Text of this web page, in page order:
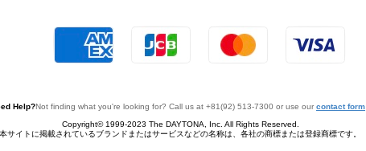
Help?Not finding what you're looking for? Call us at +81(92) 513-7300 or use our contact form
Copyright© 1999-2023 The DAYTONA, Inc. All Rights Reserved.
本サイトに掲載されているブランドまたはサービスなどの名称は、各社の商標または登録商標です。